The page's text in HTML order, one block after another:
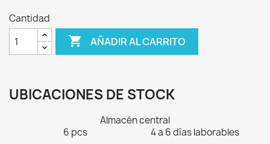
Cantidad
 AÑADIR AL CARRITO
UBICACIONES DE STOCK
Almacén central
6 pcs
4 a 6 días laborables